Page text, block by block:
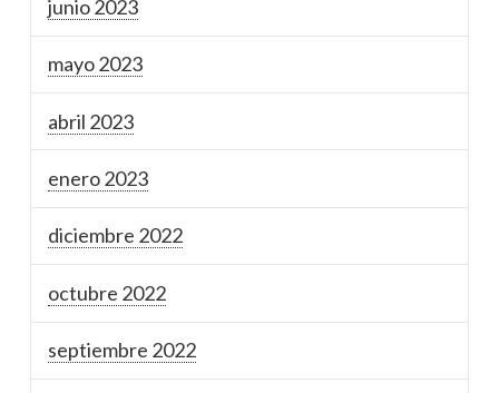
junio 2023
mayo 2023
abril 2023
enero 2023
diciembre 2022
octubre 2022
septiembre 2022